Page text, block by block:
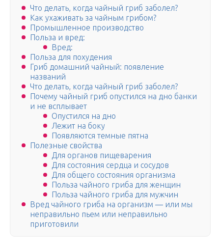
Что делать, когда чайный гриб заболел?
Как ухаживать за чайным грибом?
Промышленное производство
Польза и вред:
Вред:
Польза для похудения
Гриб домашний чайный: появление
названий
Что делать, когда чайный гриб заболел?
Почему чайный гриб опустился на дно банки
и не всплывает
Опустился на дно
Лежит на боку
Появляются темные пятна
Полезные свойства
Для органов пищеварения
Для состояния сердца и сосудов
Для общего состояния организма
Польза чайного гриба для женщин
Польза чайного гриба для мужчин
Вред чайного гриба на организм ― или мы
неправильно пьем или неправильно
приготовили